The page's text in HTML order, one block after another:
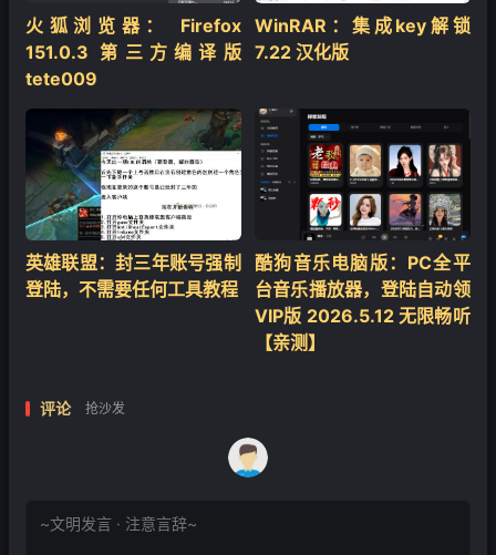
火狐浏览器： Firefox
151.0.3 第三方编译版
tete009
WinRAR：集成key解锁
7.22 汉化版
英雄联盟：封三年账号强制
登陆，不需要任何工具教程
酷狗音乐电脑版：PC全平
台音乐播放器，登陆自动领
VIP版 2026.5.12 无限畅听
【亲测】
评论 抢沙发